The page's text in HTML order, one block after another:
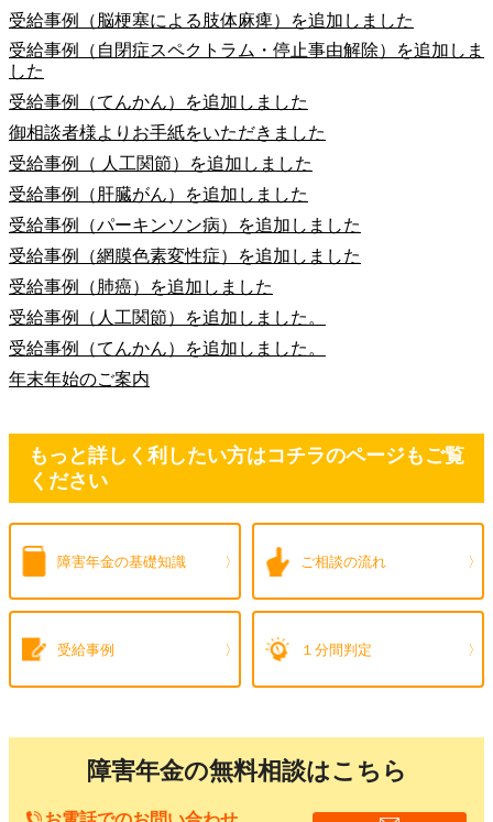
受給事例（脳梗塞による肢体麻痺）を追加しました
受給事例（自閉症スペクトラム・停止事由解除）を追加しま
した
受給事例（てんかん）を追加しました
御相談者様よりお手紙をいただきました
受給事例（ 人工関節）を追加しました
受給事例（肝臓がん）を追加しました
受給事例（パーキンソン病）を追加しました
受給事例（網膜色素変性症）を追加しました
受給事例（肺癌）を追加しました
受給事例（人工関節）を追加しました。
受給事例（てんかん）を追加しました。
年末年始のご案内
もっと詳しく利したい方はコチラのページもご覧
ください
障害年金の基礎知識 ご相談の流れ
受給事例 １分間判定
障害年金の無料相談はこちら